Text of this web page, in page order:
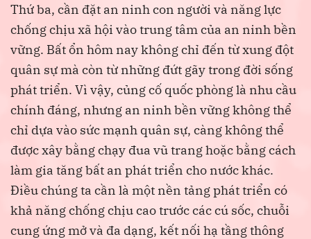
Thứ ba, cần đặt an ninh con người và năng lực
chống chịu xã hội vào trung tâm của an ninh bền
vững. Bất ổn hôm nay không chỉ đến từ xung đột
quân sự mà còn từ những đứt gãy trong đời sống
phát triển. Vì vậy, củng cố quốc phòng là nhu cầu
chính đáng, nhưng an ninh bền vững không thể
chỉ dựa vào sức mạnh quân sự, càng không thể
được xây bằng chạy đua vũ trang hoặc bằng cách
làm gia tăng bất an phát triển cho nước khác.
Điều chúng ta cần là một nền tảng phát triển có
khả năng chống chịu cao trước các cú sốc, chuỗi
cung ứng mở và đa dạng, kết nối hạ tầng thông